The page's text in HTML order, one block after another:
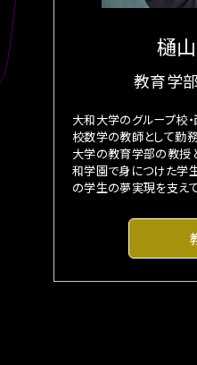
樋
教育学
大和大学のグループ校
校数学の教師として勤
大学の教育学部の教授
和学園で身につけた学
の学生の夢実現を支えて